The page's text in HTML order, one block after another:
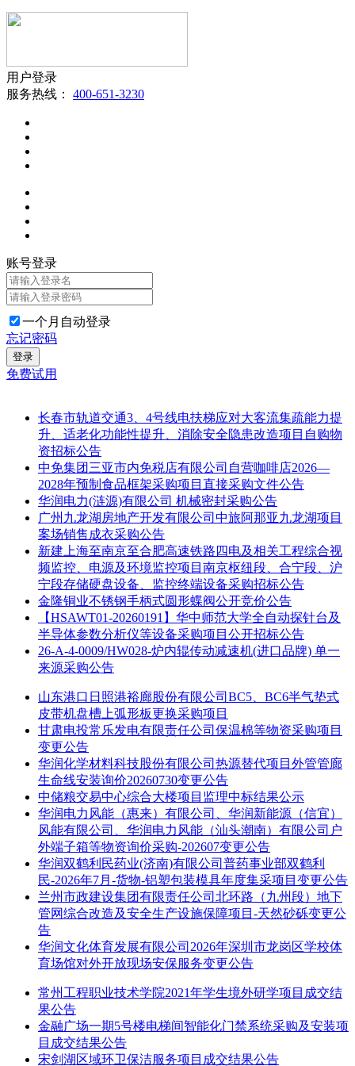
用户登录
服务热线： 400-651-3230
账号登录
一个月自动登录
忘记密码
登录
免费试用
长春市轨道交通3、4号线电扶梯应对大客流集疏能力提
升、适老化功能性提升、消除安全隐患改造项目自购物
资招标公告
中免集团三亚市内免税店有限公司自营咖啡店2026—
2028年预制食品框架采购项目直接采购文件公告
华润电力(涟源)有限公司 机械密封采购公告
广州九龙湖房地产开发有限公司中旅阿那亚九龙湖项目
案场销售成衣采购公告
新建上海至南京至合肥高速铁路四电及相关工程综合视
频监控、电源及环境监控项目南京枢纽段、合宁段、沪
宁段存储硬盘设备、监控终端设备采购招标公告
金隆铜业不锈钢手柄式圆形蝶阀公开竞价公告
【HSAWT01-20260191】华中师范大学全自动探针台及
半导体参数分析仪等设备采购项目公开招标公告
26-A-4-0009/HW028-炉内辊传动减速机(进口品牌) 单一
来源采购公告
山东港口日照港裕廊股份有限公司BC5、BC6半气垫式
皮带机盘槽上弧形板更换采购项目
甘肃电投常乐发电有限责任公司保温棉等物资采购项目
变更公告
华润化学材料科技股份有限公司热源替代项目外管管廊
生命线安装询价20260730变更公告
中储粮交易中心综合大楼项目监理中标结果公示
华润电力风能（惠来）有限公司、华润新能源（信宜）
风能有限公司、华润电力风能（汕头潮南）有限公司户
外端子箱等物资询价采购-202607变更公告
华润双鹤利民药业(济南)有限公司普药事业部双鹤利
民-2026年7月-货物-铝塑包装模具年度集采项目变更公告
兰州市政建设集团有限责任公司北环路（九州段）地下
管网综合改造及安全生产设施保障项目-天然砂砾变更公
告
华润文化体育发展有限公司2026年深圳市龙岗区学校体
育场馆对外开放现场安保服务变更公告
常州工程职业技术学院2021年学生境外研学项目成交结
果公告
金融广场一期5号楼电梯间智能化门禁系统采购及安装项
目成交结果公告
宋剑湖区域环卫保洁服务项目成交结果公告